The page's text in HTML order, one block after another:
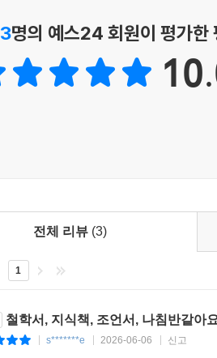
3명의 예스24 회원이 평가한
전체 리뷰 (3)
1
철학서, 지식책, 조언서, 나침반같아
s*******e 2026-06-06 신고